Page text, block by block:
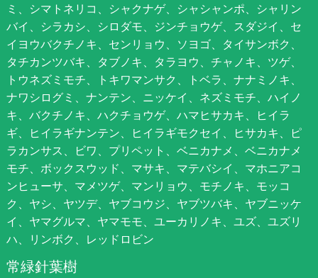
ミ、シマトネリコ、シャクナゲ、シャシャンポ、シャリン
バイ、シラカシ、シロダモ、ジンチョウゲ、スダジイ、セ
イヨウバクチノキ、センリョウ、ソヨゴ、タイサンボク、
タチカンツバキ、タブノキ、タラヨウ、チャノキ、ツゲ、
トウネズミモチ、トキワマンサク、トベラ、ナナミノキ、
ナワシログミ、ナンテン、ニッケイ、ネズミモチ、ハイノ
キ、バクチノキ、ハクチョウゲ、ハマヒサカキ、ヒイラ
ギ、ヒイラギナンテン、ヒイラギモクセイ、ヒサカキ、ピ
ラカンサス、ビワ、プリペット、ベニカナメ、ベニカナメ
モチ、ボックスウッド、マサキ、マテバシイ、マホニアコ
ンヒューサ、マメツゲ、マンリョウ、モチノキ、モッコ
ク、ヤシ、ヤツデ、ヤブコウジ、ヤブツバキ、ヤブニッケ
イ、ヤマグルマ、ヤマモモ、ユーカリノキ、ユズ、ユズリ
ハ、リンボク、レッドロビン
常緑針葉樹